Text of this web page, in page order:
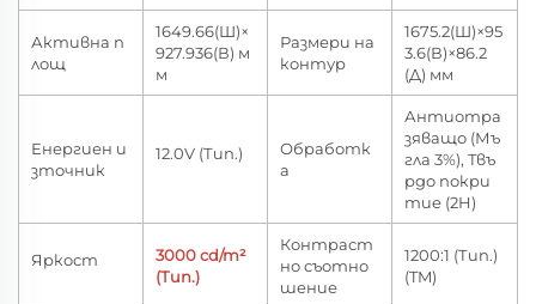
Активна п
лощ
1649.66(Ш)×
927.936(В) м
м
Размери на
контур
1675.2(Ш)×95
3.6(В)×86.2
(Д) мм
Енергиен и
зточник
12.0V (Тип.)
Обработк
а
Антиотра
зяващо (Мъ
гла 3%), Твъ
рдо покри
тие (2H)
Яркост
3000 cd/m²
(Тип.)
Контраст
но съотно
шение
1200:1 (Тип.)
(TM)